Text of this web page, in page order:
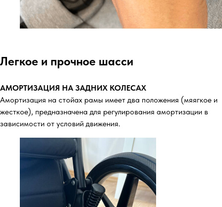
Легкое и прочное шасси
АМОРТИЗАЦИЯ НА ЗАДНИХ КОЛЕСАХ
Амортизация на стойах рамы имеет два положения (мяягкое и
жесткое), предназначена для регулирования амортизации в
зависимости от условий движения.